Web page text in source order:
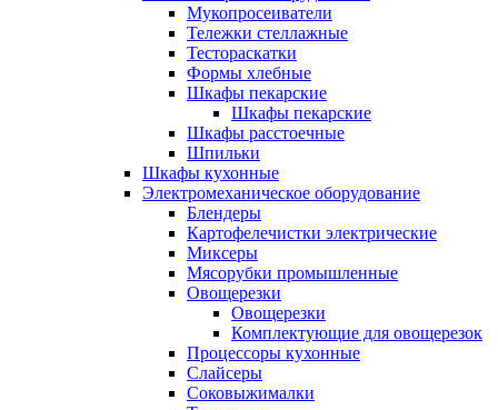
Мукопросеиватели
Тележки стеллажные
Тестораскатки
Формы хлебные
Шкафы пекарские
Шкафы пекарские
Шкафы расстоечные
Шпильки
Шкафы кухонные
Электромеханическое оборудование
Блендеры
Картофелечистки электрические
Миксеры
Мясорубки промышленные
Овощерезки
Овощерезки
Комплектующие для овощерезок
Процессоры кухонные
Слайсеры
Соковыжималки